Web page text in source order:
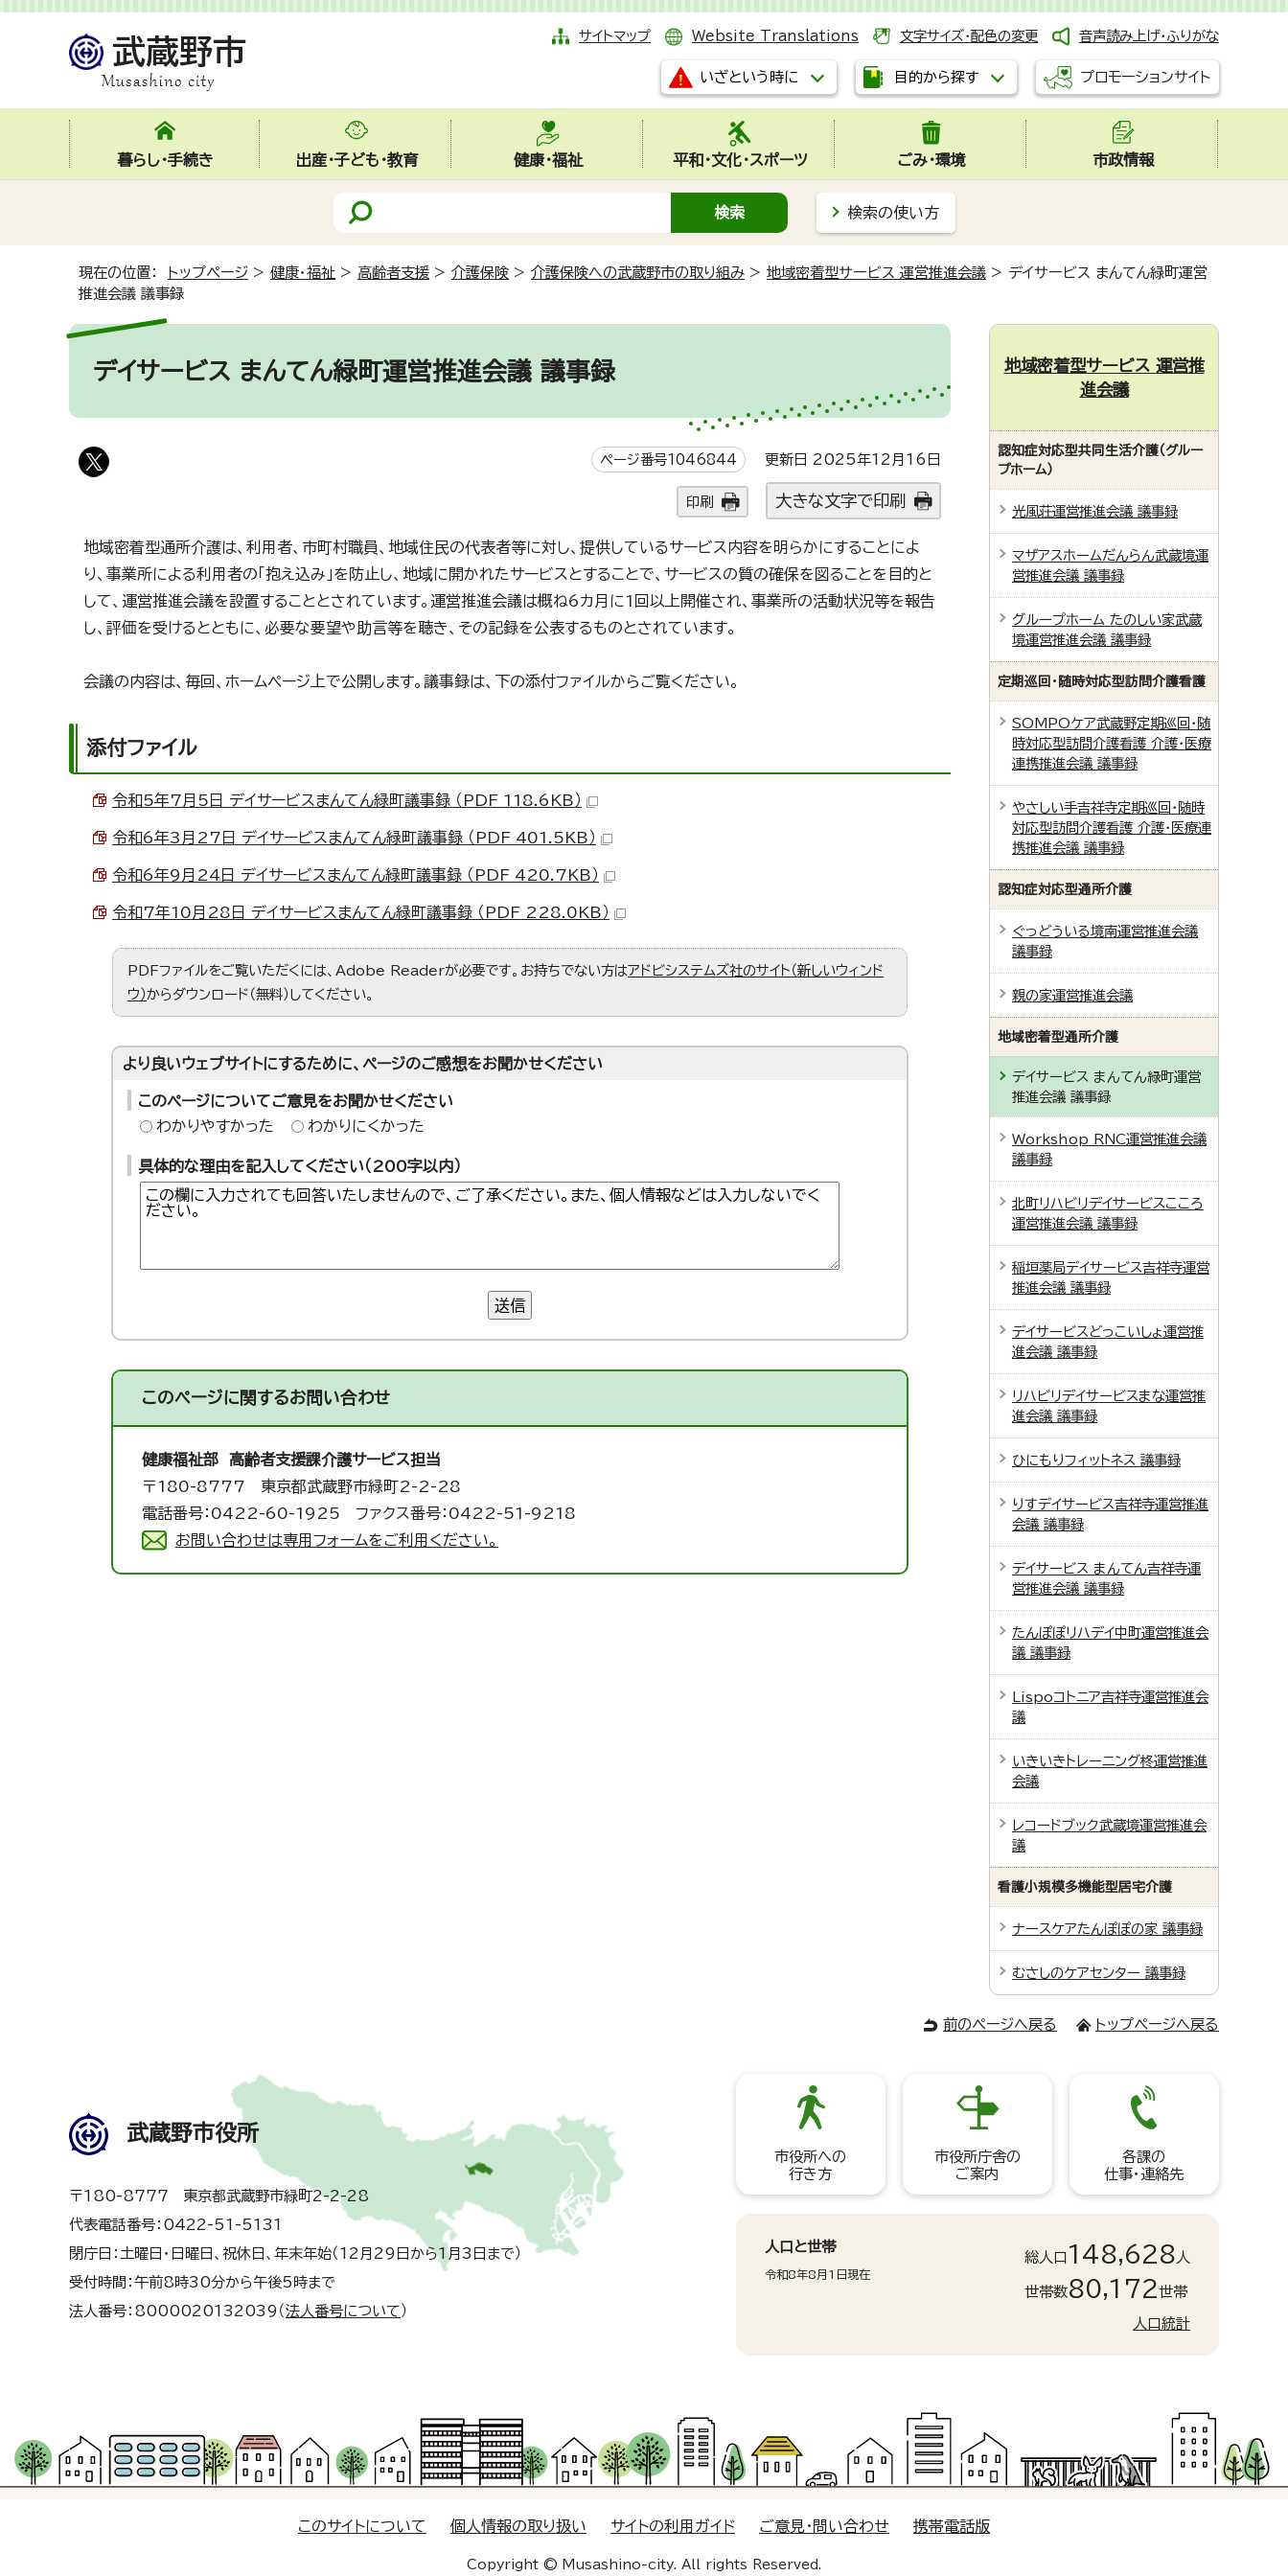
サイトマップ Website Translations 文字サイズ・配色の変更 音声読み上げ・ふりがな
いざという時に 目的から探す プロモーションサイト
暮らし・手続き 出産・子ども・教育 健康・福祉 平和・文化・スポーツ ごみ・環境 市政情報
検索の使い方
現在の位置： トップページ > 健康・福祉 > 高齢者支援 > 介護保険 > 介護保険への武蔵野市の取り組み > 地域密着型サービス 運営推進会議 > デイサービス まんてん緑町運営
推進会議 議事録
デイサービス まんてん緑町運営推進会議 議事録
ページ番号1046844 更新日 2025年12月16日
印刷 大きな文字で印刷
地域密着型通所介護は、利用者、市町村職員、地域住民の代表者等に対し、提供しているサービス内容を明らかにすることによ
り、事業所による利用者の「抱え込み」を防止し、地域に開かれたサービスとすることで、サービスの質の確保を図ることを目的と
して、運営推進会議を設置することとされています。運営推進会議は概ね6カ月に1回以上開催され、事業所の活動状況等を報告
し、評価を受けるとともに、必要な要望や助言等を聴き、その記録を公表するものとされています。
会議の内容は、毎回、ホームページ上で公開します。議事録は、下の添付ファイルからご覧ください。
添付ファイル
令和5年7月5日 デイサービスまんてん緑町議事録 （PDF 118.6KB）
令和6年3月27日 デイサービスまんてん緑町議事録 （PDF 401.5KB）
令和6年9月24日 デイサービスまんてん緑町議事録 （PDF 420.7KB）
令和7年10月28日 デイサービスまんてん緑町議事録 （PDF 228.0KB）
PDFファイルをご覧いただくには、Adobe Readerが必要です。お持ちでない方はアドビシステムズ社のサイト（新しいウィンド
ウ）からダウンロード（無料）してください。
より良いウェブサイトにするために、ページのご感想をお聞かせください
このページについてご意見をお聞かせください
わかりやすかった
わかりにくかった
具体的な理由を記入してください（200字以内）
送信
このページに関するお問い合わせ
健康福祉部 高齢者支援課介護サービス担当
〒180-8777 東京都武蔵野市緑町2-2-28
電話番号：0422-60-1925 ファクス番号：0422-51-9218
お問い合わせは専用フォームをご利用ください。
地域密着型サービス 運営推
進会議
認知症対応型共同生活介護（グルー
プホーム）
光風荘運営推進会議 議事録
マザアスホームだんらん武蔵境運
営推進会議 議事録
グループホーム たのしい家武蔵
境運営推進会議 議事録
定期巡回・随時対応型訪問介護看護
SOMPOケア武蔵野定期巡回・随
時対応型訪問介護看護 介護・医療
連携推進会議 議事録
やさしい手吉祥寺定期巡回・随時
対応型訪問介護看護 介護・医療連
携推進会議 議事録
認知症対応型通所介護
ぐっどういる境南運営推進会議
議事録
親の家運営推進会議
地域密着型通所介護
デイサービス まんてん緑町運営
推進会議 議事録
Workshop RNC運営推進会議
議事録
北町リハビリデイサービスこころ
運営推進会議 議事録
稲垣薬局デイサービス吉祥寺運営
推進会議 議事録
デイサービスどっこいしょ運営推
進会議 議事録
リハビリデイサービスまな運営推
進会議 議事録
ひにもりフィットネス 議事録
りすデイサービス吉祥寺運営推進
会議 議事録
デイサービス まんてん吉祥寺運
営推進会議 議事録
たんぽぽリハデイ中町運営推進会
議 議事録
Lispoコトニア吉祥寺運営推進会
議
いきいきトレーニング柊運営推進
会議
レコードブック武蔵境運営推進会
議
看護小規模多機能型居宅介護
ナースケアたんぽぽの家 議事録
むさしのケアセンター 議事録
前のページへ戻る トップページへ戻る
武蔵野市役所
〒180-8777 東京都武蔵野市緑町2-2-28
代表電話番号：0422-51-5131
閉庁日：土曜日・日曜日、祝休日、年末年始（12月29日から1月3日まで）
受付時間：午前8時30分から午後5時まで
法人番号：8000020132039（ 法人番号について ）
市役所への
行き方
市役所庁舎の
ご案内
各課の
仕事・連絡先
人口と世帯
令和8年8月1日現在
総人口 148,628 人
世帯数80,172世帯
人口統計
このサイトについて 個人情報の取り扱い サイトの利用ガイド ご意見・問い合わせ 携帯電話版
Copyright © Musashino-city. All rights Reserved.